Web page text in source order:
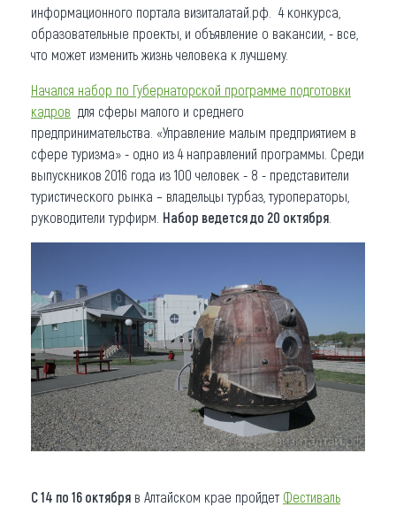
О регионе
Коллекция впечатлений
Другие рубрики
информационного портала визиталатай.рф. 4 конкурса,
образовательные проекты, и объявление о вакансии, - все,
что может изменить жизнь человека к лучшему.
Начался набор по Губернаторской программе подготовки
кадров для сферы малого и среднего
предпринимательства. «Управление малым предприятием в
сфере туризма» - одно из 4 направлений программы. Среди
выпускников 2016 года из 100 человек - 8 - представители
туристического рынка – владельцы турбаз, туроператоры,
руководители турфирм. Набор ведется до 20 октября
С 14 по 16 октября в Алтайском крае пройдет Фестиваль